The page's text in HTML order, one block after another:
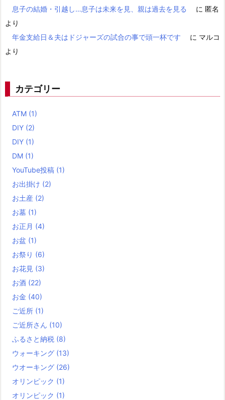
息子の結婚・引越し…息子は未来を見、親は過去を見る
に 匿名
より
年金支給日＆夫はドジャーズの試合の事で頭一杯です
に マルコ
より
カテゴリー
ATM (1)
DIY (2)
DIY (1)
DM (1)
YouTube投稿 (1)
お出掛け (2)
お土産 (2)
お墓 (1)
お正月 (4)
お盆 (1)
お祭り (6)
お花見 (3)
お酒 (22)
お金 (40)
ご近所 (1)
ご近所さん (10)
ふるさと納税 (8)
ウォーキング (13)
ウオーキング (26)
オリンピック (1)
オリンピック (1)